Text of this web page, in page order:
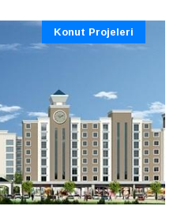
Konut Projeleri